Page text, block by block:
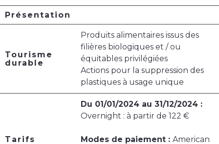
Présentation
Tourisme
durable
Produits alimentaires issus des
filières biologiques et / ou
équitables privilégiées
Actions pour la suppression des
plastiques à usage unique
Tarifs
Du 01/01/2024 au 31/12/2024 :
Overnight : à partir de 122 €
Modes de paiement : American